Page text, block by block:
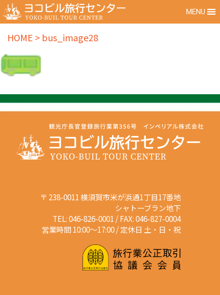
MENU
HOME > bus_image28
〒 238-0011 横須賀市米が浜通1丁目17番地
シャトーブラン地下
TEL: 046-826-0001 / FAX: 046-827-0004
営業時間 10:00～17:00 / 定休日 土・日・祝